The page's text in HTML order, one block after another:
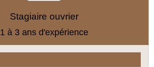
Stagiaire ouvrier
1 à 3 ans d'expérience